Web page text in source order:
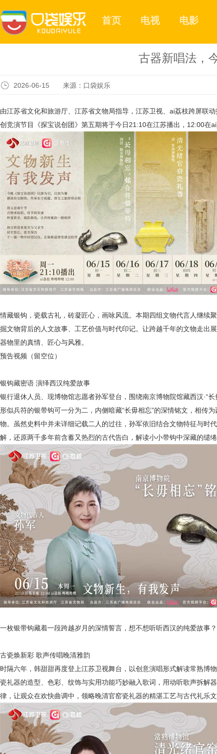
首页 电视 电影
古器新唱法，
2026-06-15 来源：口袋娱乐
由江苏省文化和旅游厅、江苏省文物局指导，江苏卫视、 ai荔枝跨屏联
创竞演节目《探宝说创团》第五期将于今日21:10在江苏播出，12:00在
情藏银钩，瓷载古礼，砖凝匠心，画咏风流。本期四组文物代言人继续
掘文物背后的人文故事、工艺价值与时代印记。让跨越千年的文物走出
器物里的真情、匠心与风雅。
预告视频（留空位）
银钩藏密语 演绎西汉纯爱故事
银行退休人员、现博物馆志愿者孙军登台，围绕南京博物院馆藏西汉·“
形似兵符的银带钩可一分为二，内侧暗藏“长毋相忘”的深情铭文，相传
物。虽然史料中并未详细记载二人的过往，孙军依旧结合文物特征与时
解，还原两千多年前含蓄又热烈的古代告白，解读小小带钩中深藏的缱
一枚银带钩藏着一段跨越岁月的深情誓言，想不想听听西汉的纯爱故事？
古瓷焕新彩 歌声传唱晚清雅韵
时隔六年，韩甜甜再度登上江苏卫视舞台，以创意演唱形式解读常熟博
瓷礼器的造型、色彩、纹饰与实用功能巧妙融入歌词，用动听歌声拆解
律，让观众在欢快曲调中，领略晚清官窑瓷礼器的精湛工艺与古代礼乐